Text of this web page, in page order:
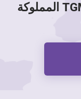
قائمة لوحات TGM Research المملوكة